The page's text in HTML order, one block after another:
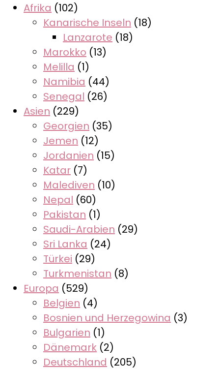
Afrika (102)
Kanarische Inseln (18)
Lanzarote (18)
Marokko (13)
Melilla (1)
Namibia (44)
Senegal (26)
Asien (229)
Georgien (35)
Jemen (12)
Jordanien (15)
Katar (7)
Malediven (10)
Nepal (60)
Pakistan (1)
Saudi-Arabien (29)
Sri Lanka (24)
Türkei (29)
Turkmenistan (8)
Europa (529)
Belgien (4)
Bosnien und Herzegowina (3)
Bulgarien (1)
Dänemark (2)
Deutschland (205)